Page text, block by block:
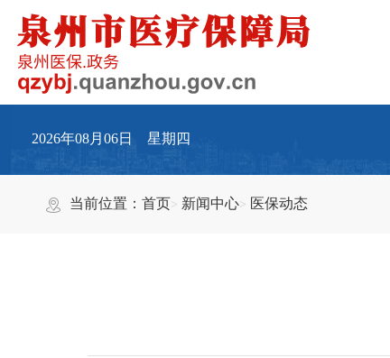
2026年08月06日 星期四
当前位置：首页 新闻中心 医保动态